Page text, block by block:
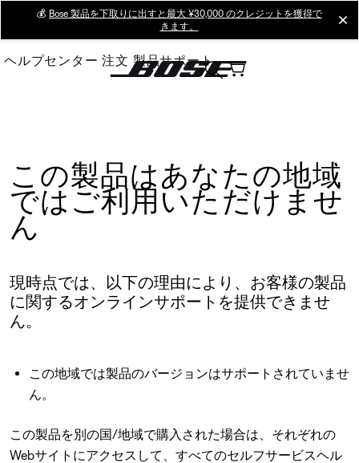
Main
💰 Bose 製品を下取りに出すと最大 ¥30,000 のクレジットを獲得で
きます。
ヘルプセンター 注文 製品サポート
この製品はあなたの地域
ではご利用いただけませ
ん
現時点では、以下の理由により、お客様の製品
に関するオンラインサポートを提供できませ
ん。
この地域では製品のバージョンはサポートされていませ
ん。
この製品を別の国/地域で購入された場合は、それぞれの
Webサイトにアクセスして、すべてのセルフサービスヘル